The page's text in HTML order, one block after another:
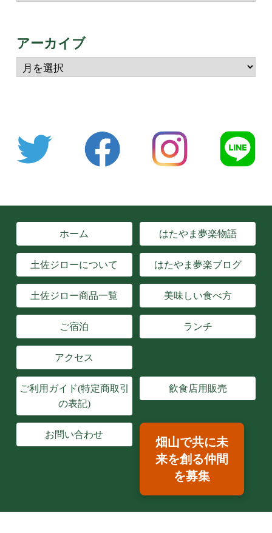
アーカイブ
ホーム はたやま夢楽物語
土佐ジローについて はたやま夢楽ブログ
土佐ジロー商品一覧 美味しい食べ方
ご宿泊 ランチ
アクセス
ご利用ガイド(特定商取引
の表記)
飲食店用販売
お問い合わせ
畑山で共に未
来を創る仲間
を募集